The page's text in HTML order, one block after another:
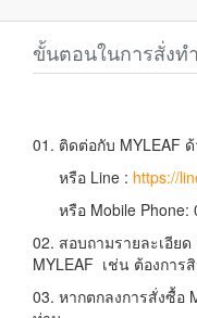
ขั้นตอนในการสั่งทำ
01. ติดต่อกับ MYLEAF ด้
หรือ Line : https://
หรือ Mobile Phone:
02. สอบถามรายละเอีย
MYLEAF เช่น ต้องการ
03. หากตกลงการสั่งซื้อ